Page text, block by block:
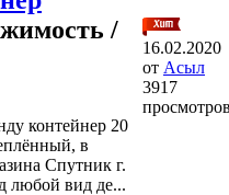
/
контейнер 20
в
Спутник г.
любой вид де...
16.02.2020
от Асыл
3917